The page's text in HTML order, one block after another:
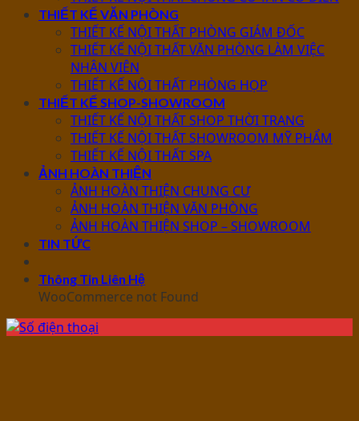
THIẾT KẾ VĂN PHÒNG
THIẾT KẾ NỘI THẤT PHÒNG GIÁM ĐỐC
THIẾT KẾ NỘI THẤT VĂN PHÒNG LÀM VIỆC
NHÂN VIÊN
THIẾT KẾ NỘI THẤT PHÒNG HỌP
THIẾT KẾ SHOP-SHOWROOM
THIẾT KẾ NỘI THẤT SHOP THỜI TRANG
THIẾT KẾ NỘI THẤT SHOWROOM MỸ PHẨM
THIẾT KẾ NỘI THẤT SPA
ẢNH HOÀN THIỆN
ẢNH HOÀN THIỆN CHUNG CƯ
ẢNH HOÀN THIỆN VĂN PHÒNG
ẢNH HOÀN THIỆN SHOP – SHOWROOM
TIN TỨC
Thông Tin Liên Hệ
WooCommerce not Found